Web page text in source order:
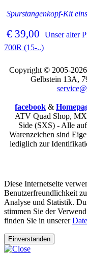
Spurstangenkopf-Kit
€ 39,00 Unser alter
700R (15-..)
Copyright © 2005-
Gelbstein 13A,
facebook &
ATV Quad Shop,
Side (SXS) - Alle
Warenzeichen sind
lediglich zur
Diese Internetseite
Benutzerfreundlichkeit
Analyse und Statistik.
stimmen Sie der
finden Sie in unserer
Einverstanden